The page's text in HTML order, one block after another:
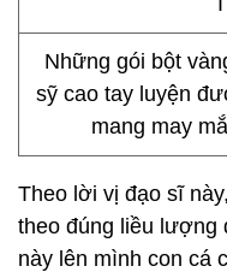
Những gói bột
sỹ cao tay luyện
mang may
Theo lời vị đạo sĩ
theo đúng liều lượng
này lên mình con cá